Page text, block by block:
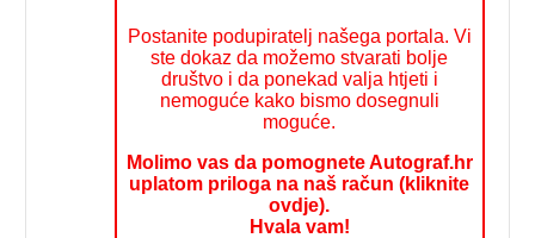
Postanite podupiratelj našega portala. Vi
ste dokaz da možemo stvarati bolje
društvo i da ponekad valja htjeti i
nemoguće kako bismo dosegnuli
moguće.
Molimo vas da pomognete Autograf.hr
uplatom priloga na naš račun (kliknite
ovdje).
Hvala vam!